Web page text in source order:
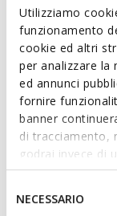
Utilizziamo
funzionamento
cookie ed altri
per analizzare la
ed annunci
fornire
banner
di tracciamento,
godrai invece di
base dei tuoi
altri strumenti di
NECESSARIO
En
Amorti
Épaisseur de